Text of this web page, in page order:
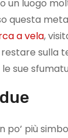
un luogo
questa
a vela,
sulla
sue
po’ più